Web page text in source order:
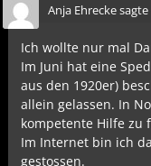
Anja Ehreckesagte
Ich wollte nur mal
Im Juni hat eine
aus den 1920er)
allein gelassen. In
kompetente Hilfe zu
Im Internet bin ich
gestossen.